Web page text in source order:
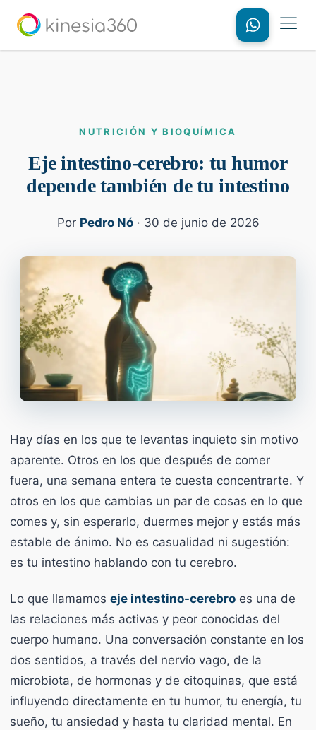
NUTRICIÓN Y BIOQUÍMICA
Eje intestino-cerebro: tu humor
depende también de tu intestino
Por Pedro Nó· 30 de junio de 2026
Hay días en los que te levantas inquieto sin motivo
aparente. Otros en los que después de comer
fuera, una semana entera te cuesta concentrarte. Y
otros en los que cambias un par de cosas en lo que
comes y, sin esperarlo, duermes mejor y estás más
estable de ánimo. No es casualidad ni sugestión:
es tu intestino hablando con tu cerebro.
Lo que llamamos eje intestino-cerebro es una de
las relaciones más activas y peor conocidas del
cuerpo humano. Una conversación constante en los
dos sentidos, a través del nervio vago, de la
microbiota, de hormonas y de citoquinas, que está
influyendo directamente en tu humor, tu energía, tu
sueño, tu ansiedad y hasta tu claridad mental. En